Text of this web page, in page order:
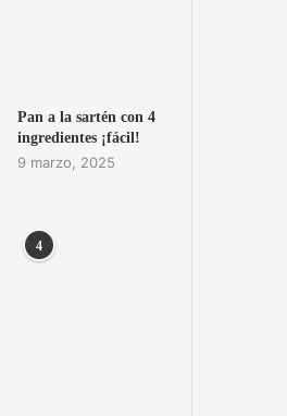
Pan a la sartén con 4
ingredientes ¡fácil!
9 marzo, 2025
4